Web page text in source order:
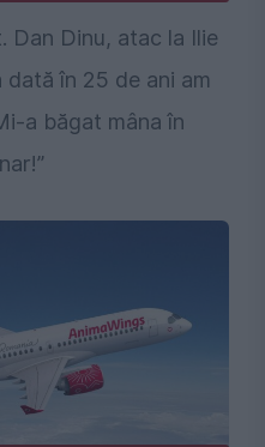
Dan Dinu, atac la Ilie
dată în 25 de ani am
a băgat mâna în